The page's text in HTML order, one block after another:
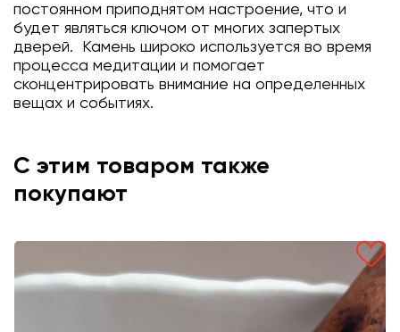
постоянном приподнятом настроение, что и
будет являться ключом от многих запертых
дверей. Камень широко используется во время
процесса медитации и помогает
сконцентрировать внимание на определенных
вещах и событиях.
С этим товаром также
покупают